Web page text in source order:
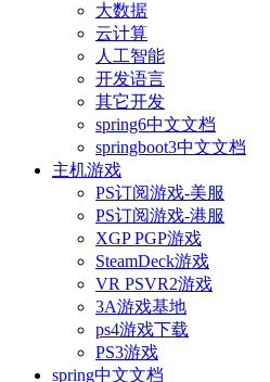
大数据
云计算
人工智能
开发语言
其它开发
spring6中文文档
springboot3中文文档
主机游戏
PS订阅游戏-美服
PS订阅游戏-港服
XGP PGP游戏
SteamDeck游戏
VR PSVR2游戏
3A游戏基地
ps4游戏下载
PS3游戏
spring中文文档